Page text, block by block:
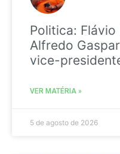
Politica:
Alfredo
vice-
VER MATÉRIA »
5 de agosto de 2026